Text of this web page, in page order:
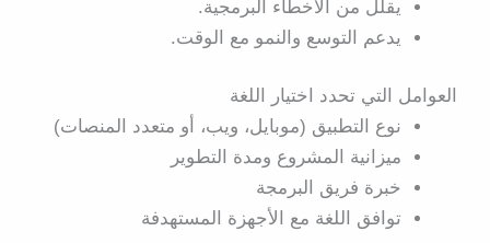
يقلل من الأخطاء البرمجية.
يدعم التوسع والنمو مع الوقت.
العوامل التي تحدد اختيار اللغة
نوع التطبيق (موبايل، ويب، أو متعدد المنصات)
ميزانية المشروع ومدة التطوير
خبرة فريق البرمجة
توافق اللغة مع الأجهزة المستهدفة